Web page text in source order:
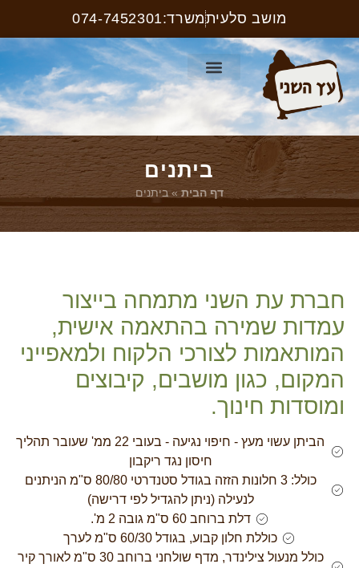
מושב סלעיתמשרד:074-7452301
ביתנים
דף הבית » ביתנים
חברת עת השני מתמחה בייצור
עמדות שמירה בהתאמה אישית,
המותאמות לצורכי הלקוח ולמאפייני
המקום, כגון מושבים, קיבוצים
ומוסדות חינוך.
הביתן עשוי מעץ - חיפוי נגיעה - בעובי 22 ממ' שעובר תהליך
חיסון נגד ריקבון
כולל: 3 חלונות הזזה בגודל סטנדרטי 80/80 ס"מ הניתנים
לנעילה (ניתן להגדיל לפי דרישה)
דלת ברוחב 60 ס"מ גובה 2 מ'.
כוללת חלון קבוע, בגודל 60/30 ס"מ לערך
כולל מנעול צילינדר, מדף שולחני ברוחב 30 ס"מ לאורך קיר